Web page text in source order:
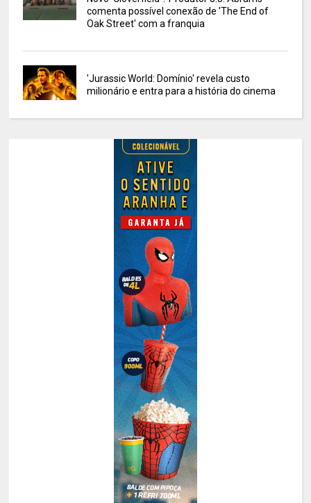
comenta possível conexão de 'The End of
Oak Street' com a franquia
'Jurassic World: Domínio' revela custo
milionário e entra para a história do cinema